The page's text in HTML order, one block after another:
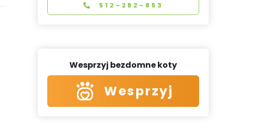
512-282-853
Wesprzyj bezdomne koty
Wesprzyj